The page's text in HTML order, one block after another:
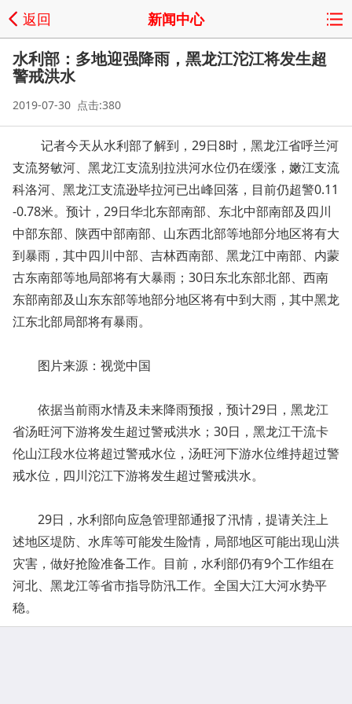
返回 新闻中心
水利部：多地迎强降雨，黑龙江沱江将发生超
警戒洪水
2019-07-30 点击:380
记者今天从水利部了解到，29日8时，黑龙江省呼兰河
支流努敏河、黑龙江支流别拉洪河水位仍在缓涨，嫩江支流
科洛河、黑龙江支流逊毕拉河已出峰回落，目前仍超警0.11
-0.78米。预计，29日华北东部南部、东北中部南部及四川
中部东部、陕西中部南部、山东西北部等地部分地区将有大
到暴雨，其中四川中部、吉林西南部、黑龙江中南部、内蒙
古东南部等地局部将有大暴雨；30日东北东部北部、西南
东部南部及山东东部等地部分地区将有中到大雨，其中黑龙
江东北部局部将有暴雨。
图片来源：视觉中国
依据当前雨水情及未来降雨预报，预计29日，黑龙江
省汤旺河下游将发生超过警戒洪水；30日，黑龙江干流卡
伦山江段水位将超过警戒水位，汤旺河下游水位维持超过警
戒水位，四川沱江下游将发生超过警戒洪水。
29日，水利部向应急管理部通报了汛情，提请关注上
述地区堤防、水库等可能发生险情，局部地区可能出现山洪
灾害，做好抢险准备工作。目前，水利部仍有9个工作组在
河北、黑龙江等省市指导防汛工作。全国大江大河水势平
稳。